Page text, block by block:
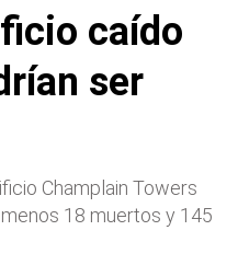
caído
ser
Champlain Towers
18 muertos y 145